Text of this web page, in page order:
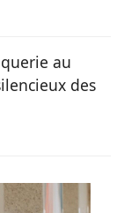
au
des